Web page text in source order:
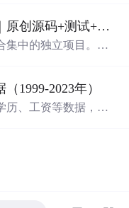
技创新与产业创新仓颉测试套件不稳定性工具｜原创源码+测试+离线报告
中的独立项目。
每
、运行说明、
方运行依赖，不包含
18+ 下执行 npm
器打开 index.html。
1999-2023年）
历、工资等数据，包